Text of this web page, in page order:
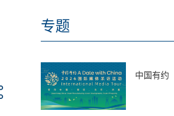
专题
中国有约